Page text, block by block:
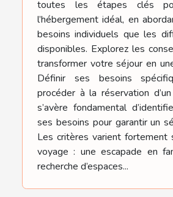
toutes les étapes clés
l’hébergement idéal, en
besoins individuels que les
disponibles. Explorez les
transformer votre séjour en
Définir ses besoins
procéder à la réservation
s’avère fondamental
ses besoins pour garantir un
Les critères varient
voyage : une escapade en
recherche d’espaces...